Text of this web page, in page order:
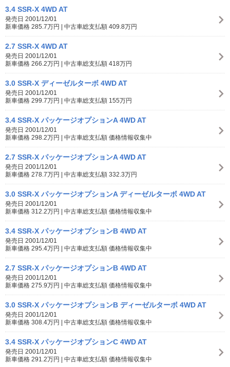
3.4 SSR-X 4WD AT
発売日 2001/12/01
新車価格 285.7万円 | 中古車総支払額 409.8万円
2.7 SSR-X 4WD AT
発売日 2001/12/01
新車価格 266.2万円 | 中古車総支払額 418万円
3.0 SSR-X ディーゼルターボ 4WD AT
発売日 2001/12/01
新車価格 299.7万円 | 中古車総支払額 155万円
3.4 SSR-X パッケージオプションA 4WD AT
発売日 2001/12/01
新車価格 298.2万円 | 中古車総支払額 価格情報収集中
2.7 SSR-X パッケージオプションA 4WD AT
発売日 2001/12/01
新車価格 278.7万円 | 中古車総支払額 332.3万円
3.0 SSR-X パッケージオプションA ディーゼルターボ 4WD AT
発売日 2001/12/01
新車価格 312.2万円 | 中古車総支払額 価格情報収集中
3.4 SSR-X パッケージオプションB 4WD AT
発売日 2001/12/01
新車価格 295.4万円 | 中古車総支払額 価格情報収集中
2.7 SSR-X パッケージオプションB 4WD AT
発売日 2001/12/01
新車価格 275.9万円 | 中古車総支払額 価格情報収集中
3.0 SSR-X パッケージオプションB ディーゼルターボ 4WD AT
発売日 2001/12/01
新車価格 308.4万円 | 中古車総支払額 価格情報収集中
3.4 SSR-X パッケージオプションC 4WD AT
発売日 2001/12/01
新車価格 291.2万円 | 中古車総支払額 価格情報収集中